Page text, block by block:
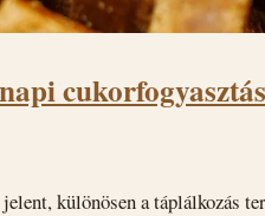
különösen a táplálkozás